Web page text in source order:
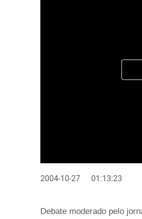
2004-10-27 01:13:23
Debate moderado pelo